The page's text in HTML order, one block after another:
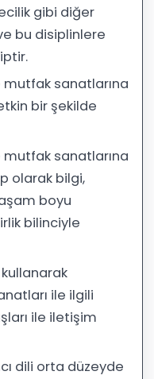
gibi diğer
bu disiplinlere
sanatlarına
bir şekilde
sanatlarına
olarak bilgi,
boyu
bilinciyle
ile ilgili
ile iletişim
dili orta düzeyde